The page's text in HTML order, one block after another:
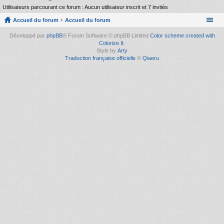
Utilisateurs parcourant ce forum : Aucun utilisateur inscrit et 7 invités
Accueil du forum Accueil du forum
Développé par phpBB® Forum Software © phpBB Limited Color scheme created with
Colorize It.
Style by Arty
Traduction française officielle © Qiaeru